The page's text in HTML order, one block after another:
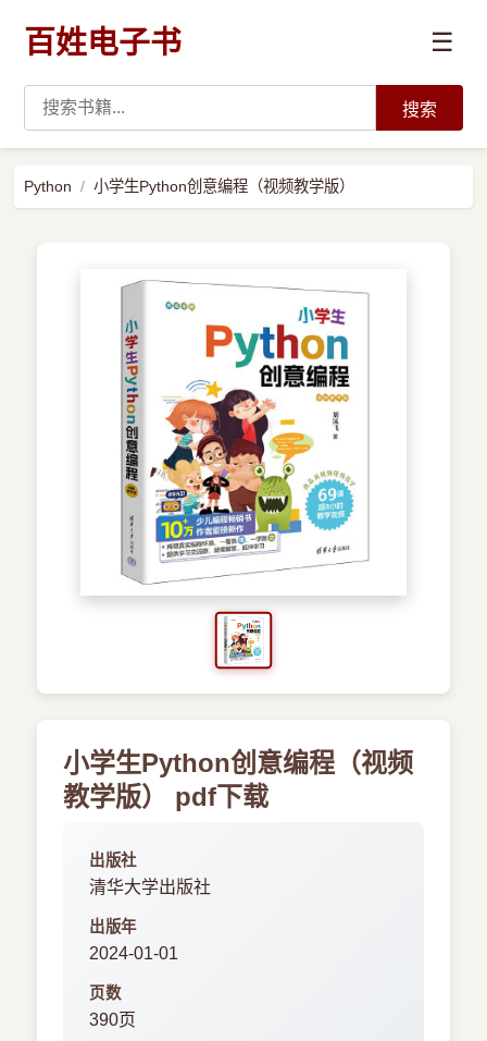
百姓电子书 ☰
数据科学与AI
搜索
Python 小学生Python创意编程（视频教学版）
小学生Python创意编程（视频
教学版） pdf下载
出版社
清华大学出版社
出版年
2024-01-01
页数
390页